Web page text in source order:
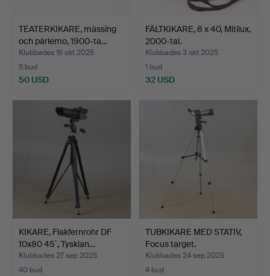
TEATERKIKARE, mässing
och pärlemo, 1900-ta…
Klubbades 16 okt 2025
5 bud
50 USD
FÄLTKIKARE, 8 x 40, Mitilux,
2000-tal.
Klubbades 3 okt 2025
1 bud
32 USD
KIKARE, Flakfernrohr DF
10x80 45´, Tysklan…
Klubbades 27 sep 2025
40 bud
TUBKIKARE MED STATIV,
Focus target.
Klubbades 24 sep 2025
4 bud